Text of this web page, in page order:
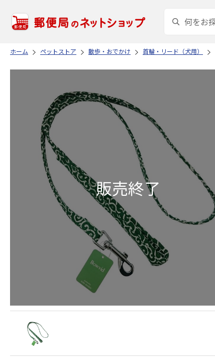
ホーム ペットストア 散歩・おでかけ 首輪・リード（犬用）